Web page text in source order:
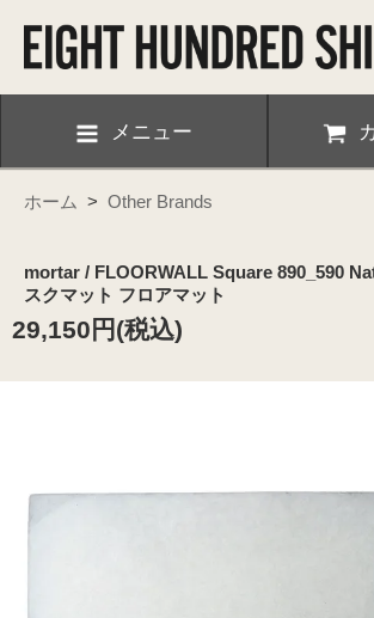
メニュー
ホーム > Other Brands
mortar / FLOORWALL Square 890_590
スクマット フロアマット
29,150円(税込)